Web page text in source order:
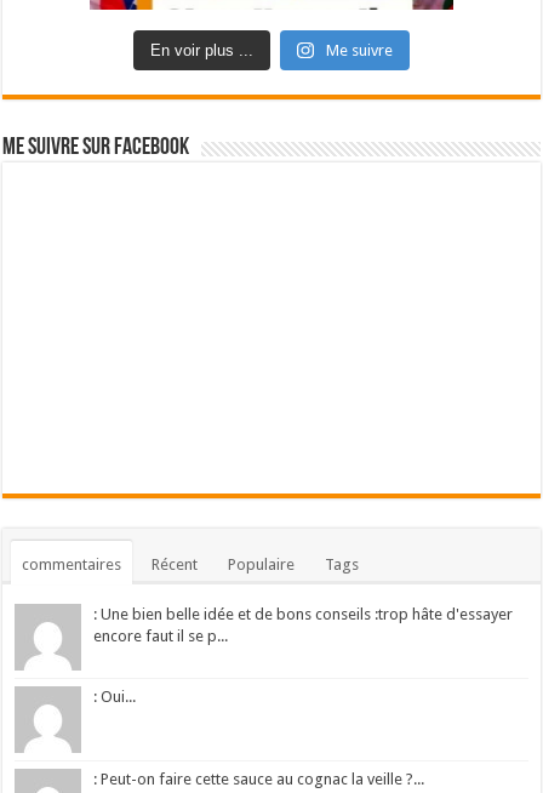
En voir plus ... Me suivre
Me suivre sur Facebook
commentaires Récent Populaire Tags
: Une bien belle idée et de bons conseils :trop hâte d'essayer
encore faut il se p...
: Oui...
: Peut-on faire cette sauce au cognac la veille ?...